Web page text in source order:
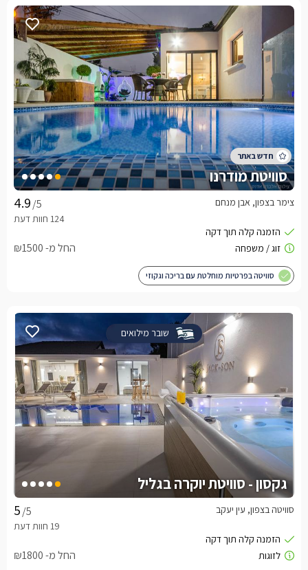
סוויטת מודרנו
/5 צימר בצפון, אבן מנחם
החל מ- ₪1500
סוויטה בפרטיות מוחלטת עם בריכה וגקוזי
שובר מילואים
גקסון - סוויטת יוקרה בגליל
/5 סוויטה בצפון, עין יעקב
החל מ- ₪1800